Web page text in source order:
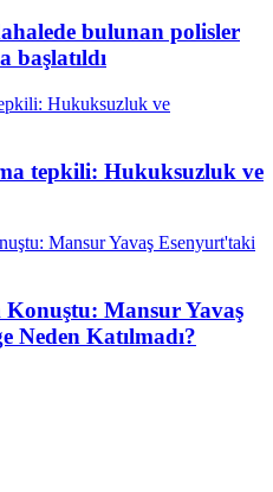
bulunan polisler
başlatıldı
tepkili: Hukuksuzluk ve
Konuştu: Mansur Yavaş
Neden Katılmadı?